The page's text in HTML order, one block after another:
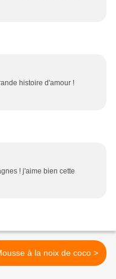
histoire d'amour !
! j'aime bien cette
Mousse à la noix de coco >